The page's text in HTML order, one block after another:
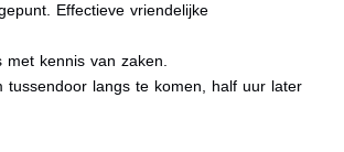
Effectieve vriendelijke
kennis van zaken.
tussendoor langs te komen, half uur later